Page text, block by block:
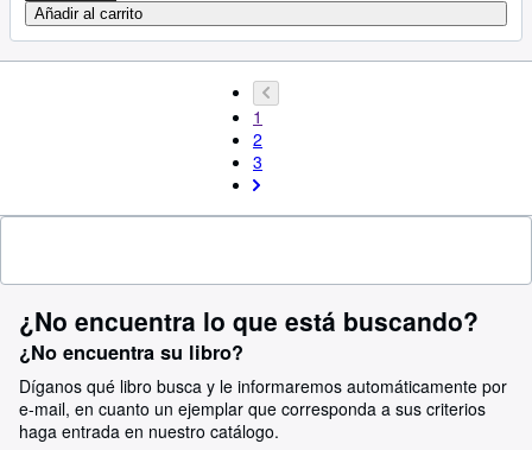
Añadir al carrito
1
2
3
¿No encuentra lo que está buscando?
¿No encuentra su libro?
Díganos qué libro busca y le informaremos automáticamente por
e-mail, en cuanto un ejemplar que corresponda a sus criterios
haga entrada en nuestro catálogo.